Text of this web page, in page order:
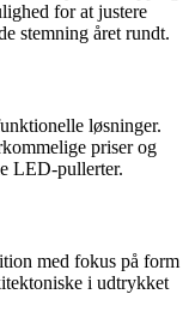
for at justere
stemning året rundt.
løsninger.
priser og
LED-pullerter.
med fokus på form
i udtrykket